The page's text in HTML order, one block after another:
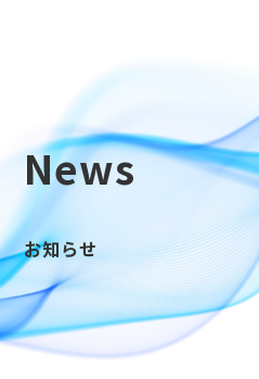
News
お知らせ